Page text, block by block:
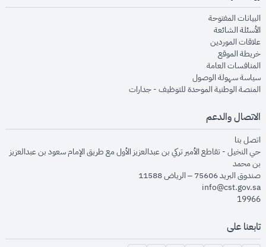
البيانات المفتوحةopens in new window
الأسئلة الشائعةopens in new window
علاقات الموردينopens in new window
خريطة الموقعopens in new window
المنافسات العامةopens in new window
سياسة سهولة الوصولopens in new window
المنصة الوطنية الموحدة للتوظيف - جداراتopens in new window
الاتصال والدعم
اتصل بنا
حي النخيل - تقاطع الأمير تركي بن عبدالعزيز الأول مع طريق الإمام سعود بن عبدالعزيز
بن محمد
صندوق البريد 75606 – الرياض 11588
info@cst.gov.sa
19966
تابعنا على